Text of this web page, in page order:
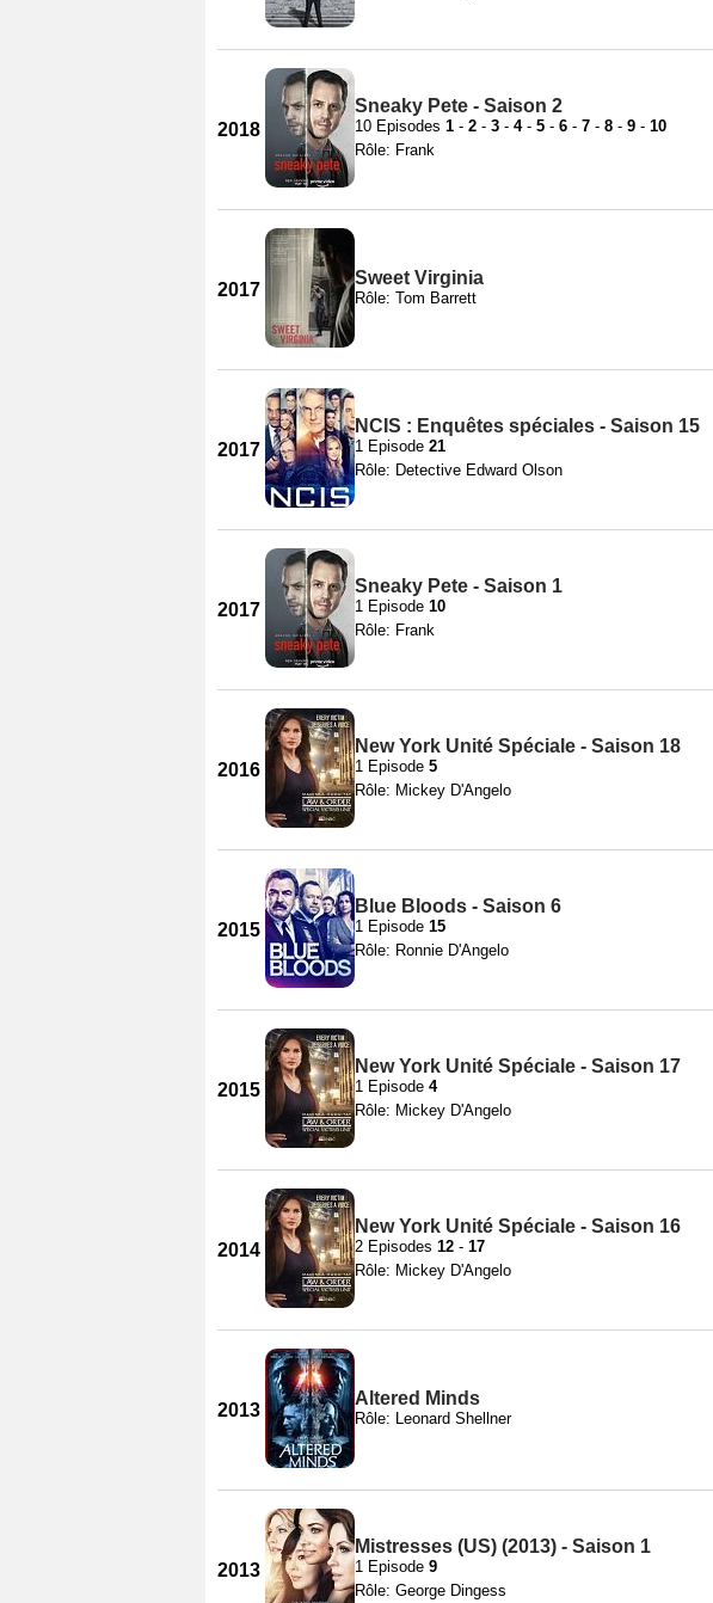
2018
Sneaky Pete - Saison 2
10 Episodes 1 - 2 - 3 - 4- 5 - 6 - 7 - 8 - 9 - 10
Rôle: Frank
2017
Sweet Virginia
Rôle: Tom Barrett
2017
NCIS : Enquêtes spéciales - Saison 15
1 Episode 21
Rôle: Detective Edward Olson
2017
Sneaky Pete - Saison 1
1 Episode 10
Rôle: Frank
2016
New York Unité Spéciale - Saison 18
1 Episode 5
Rôle: Mickey D'Angelo
2015
Blue Bloods - Saison 6
1 Episode 15
Rôle: Ronnie D'Angelo
2015
New York Unité Spéciale - Saison 17
1 Episode 4
Rôle: Mickey D'Angelo
2014
New York Unité Spéciale - Saison 16
2 Episodes 12 - 17
Rôle: Mickey D'Angelo
2013
Altered Minds
Rôle: Leonard Shellner
2013
Mistresses (US) (2013) - Saison 1
1 Episode 9
Rôle: George Dingess